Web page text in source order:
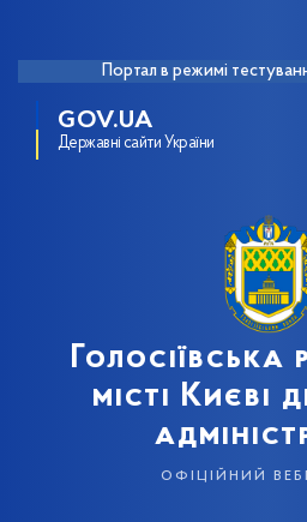
Портал в режимі
GOV.UA
Державні сайти України
Голосіївська
місті Києві
офіційний